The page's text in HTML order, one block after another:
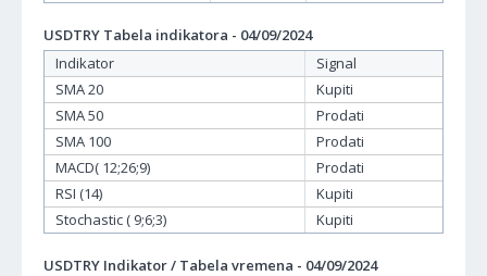
USDTRY Tabela indikatora - 04/09/2024
Indikator
Signal
SMA 20
Kupiti
SMA 50
Prodati
SMA 100
Prodati
MACD( 12;26;9)
Prodati
RSI (14)
Kupiti
Stochastic ( 9;6;3)
Kupiti
USDTRY Indikator / Tabela vremena - 04/09/2024